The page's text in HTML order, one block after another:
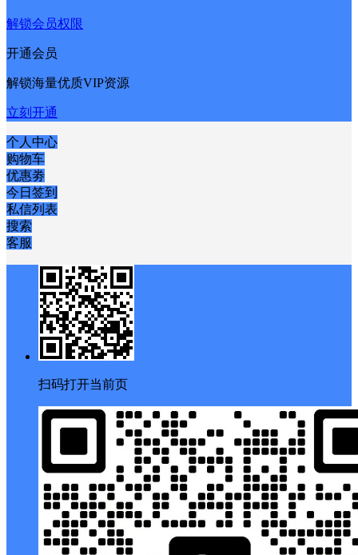
解锁会员权限
开通会员
解锁海量优质VIP资源
立刻开通
个人中心
购物车
优惠劵
今日签到
私信列表
搜索
客服
扫码打开当前页